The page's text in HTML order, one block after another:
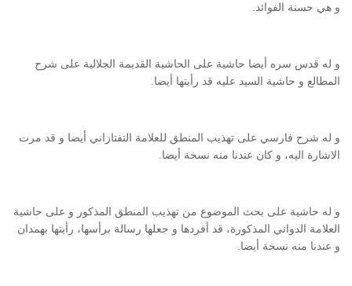
و هي حسنة الفوائد.
و له قدس سره أيضا حاشية على الحاشية القديمة الجلالية على شرح
المطالع و حاشية السيد عليه قد رأيتها أيضا.
و له شرح فارسي على تهذيب المنطق للعلامة التفتازاني أيضا و قد مرت
الاشارة اليه، و كان عندنا منه نسخة أيضا.
و له حاشية على بحث الموضوع من تهذيب المنطق المذكور و على حاشية
العلامة الدواني المذكورة، قد أفردها و جعلها رسالة برأسها، رأيتها بهمدان
و عندنا منه نسخة أيضا.